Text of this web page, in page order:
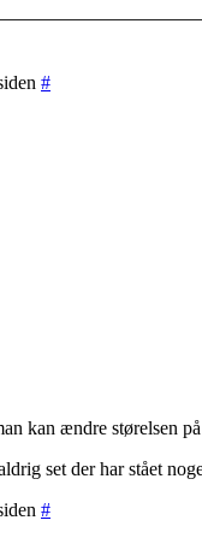
#
kan ændre størelsen
set der har stået
#